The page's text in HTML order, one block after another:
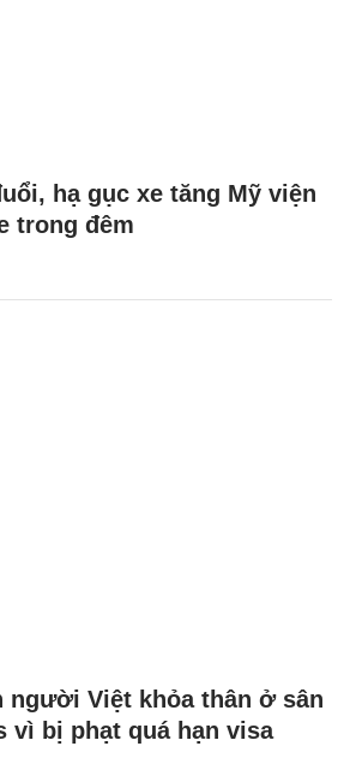
hạ gục xe tăng Mỹ viện
trong đêm
người Việt khỏa thân ở sân
vì bị phạt quá hạn visa